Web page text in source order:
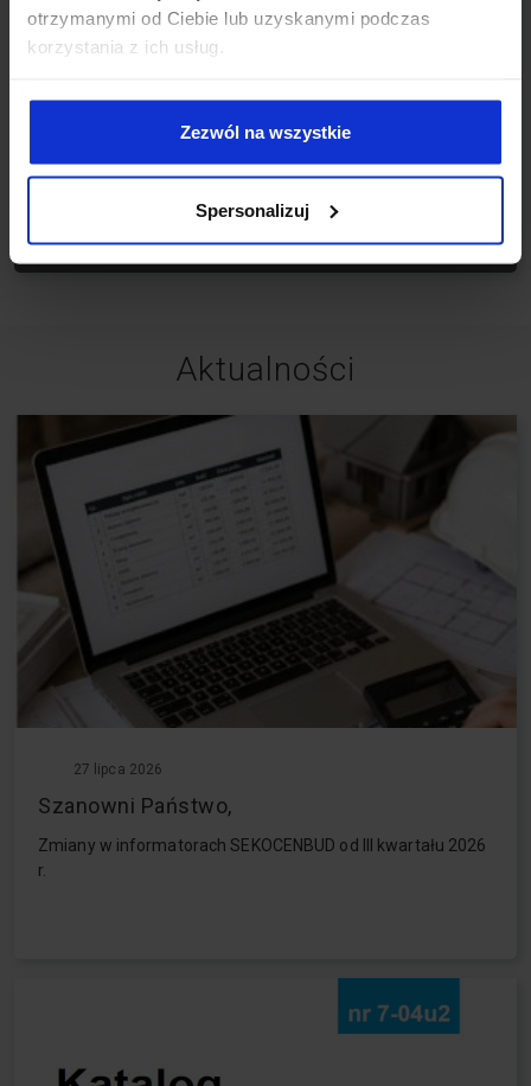
otrzymanymi od Ciebie lub uzyskanymi podczas
korzystania z ich usług.
Zezwól na wszystkie
Spersonalizuj
Oświata
Rozwiązania dla nauczycieli i placówek oświatowych w
zakresie wsparcia kształcenia. Oprogramowanie dla
Kwalifikacja BUD.14
Aktualności
27 lipca 2026
Szanowni Państwo,
Zmiany w informatorach SEKOCENBUD od III kwartału 2026
r.